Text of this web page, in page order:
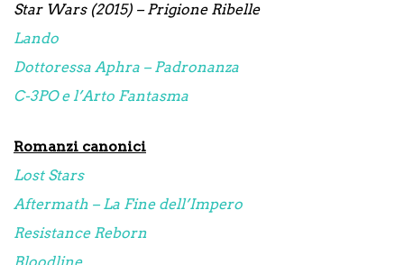
Star Wars (2015) – Prigione Ribelle
Lando
Dottoressa Aphra – Padronanza
C-3PO e l’Arto Fantasma
Romanzi canonici
Lost Stars
Aftermath – La Fine dell’Impero
Resistance Reborn